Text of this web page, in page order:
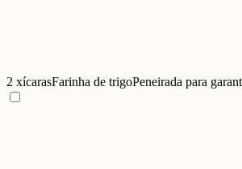
2 xícarasFarinha de trigoPeneirada para